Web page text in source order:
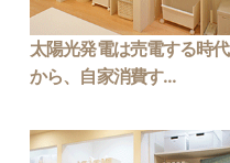
太陽光発電は売電する時代
から、自家消費す...